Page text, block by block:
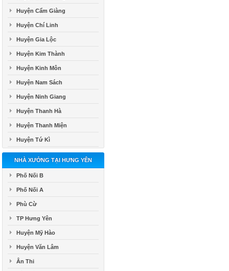
Huyện Cẩm Giàng
Huyện Chí Linh
Huyện Gia Lộc
Huyện Kim Thành
Huyện Kinh Môn
Huyện Nam Sách
Huyện Ninh Giang
Huyện Thanh Hà
Huyện Thanh Miện
Huyện Tứ Kì
NHÀ XƯỞNG TẠI HƯNG YÊN
Phố Nối B
Phố Nối A
Phù Cừ
TP Hưng Yên
Huyện Mỹ Hào
Huyện Văn Lâm
Ân Thi